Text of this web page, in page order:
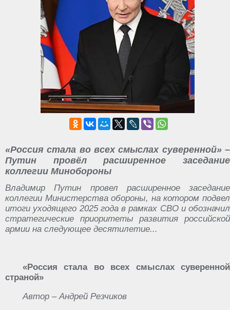
«Россия стала во всех смыслах суверенной» –
Путин провёл расширенное заседание
коллегии Минобороны
Владимир Путин провел расширенное заседание
коллегии Министерства обороны, на котором подвел
итоги уходящего 2025 года в рамках СВО и обозначил
стратегические приоритеты развития российской
армии на следующее десятилетие...
«Россия стала во всех смыслах суверенной
страной»
Автор – Андрей Резчиков